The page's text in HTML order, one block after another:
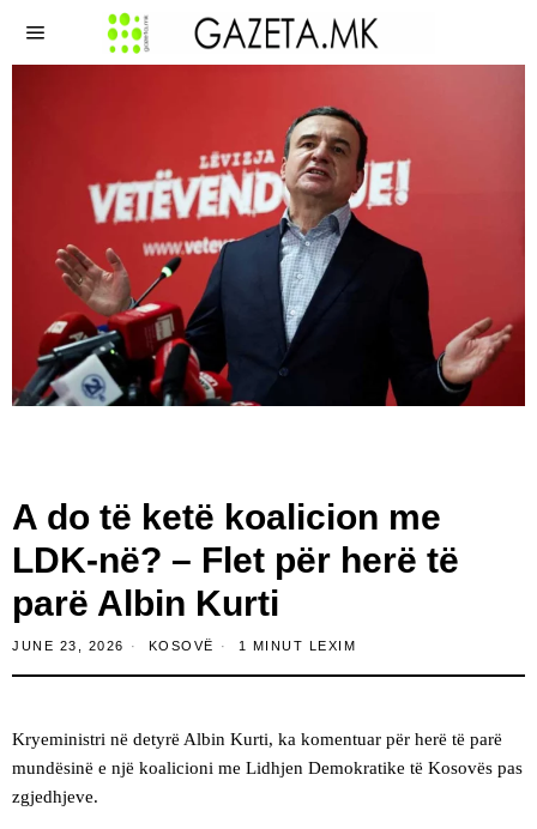
A do të ketë koalicion me
LDK-në? – Flet për herë të
parë Albin Kurti
JUNE 23, 2026 KOSOVË 1 MINUT LEXIM
Kryeministri në detyrë Albin Kurti, ka komentuar për herë të parë
mundësinë e një koalicioni me Lidhjen Demokratike të Kosovës pas
zgjedhjeve.